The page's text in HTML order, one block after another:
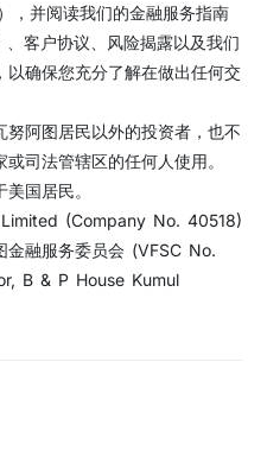
，并阅读我们的金融服务指南
、客户协议、风险揭露以及我们
以确保您充分了解在做出任何交
阿图居民以外的投资者，也不
司法管辖区的任何人使用。
国居民。
(Company No. 40518)
金融服务委员会 (VFSC No.
B & P House Kumul